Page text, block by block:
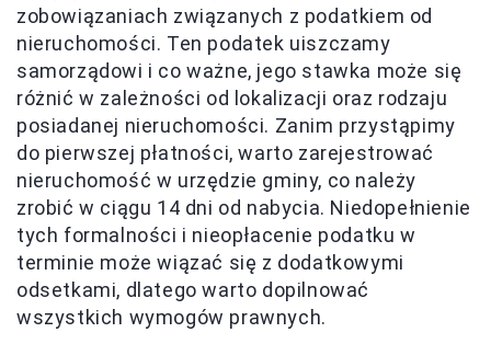
zobowiązaniach związanych z podatkiem od
nieruchomości. Ten podatek uiszczamy
samorządowi i co ważne, jego stawka może się
różnić w zależności od lokalizacji oraz rodzaju
posiadanej nieruchomości. Zanim przystąpimy
do pierwszej płatności, warto zarejestrować
nieruchomość w urzędzie gminy, co należy
zrobić w ciągu 14 dni od nabycia. Niedopełnienie
tych formalności i nieopłacenie podatku w
terminie może wiązać się z dodatkowymi
odsetkami, dlatego warto dopilnować
wszystkich wymogów prawnych.